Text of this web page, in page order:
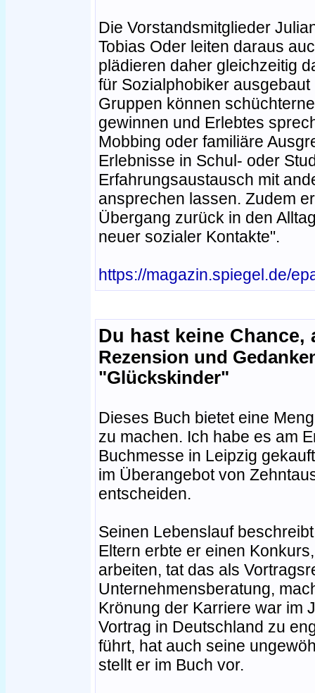
Die Vorstandsmitglieder
Tobias Oder leiten daraus
plädieren daher gleichzeitig
für Sozialphobiker
Gruppen können
gewinnen und Erlebtes
Mobbing oder familiäre
Erlebnisse in Schul- oder
Erfahrungsaustausch mit
ansprechen lassen. Zudem
Übergang zurück in den
neuer sozialer Kontakte".
https://magazin.spiegel.de/
Du hast keine Chance,
Rezension und
"Glückskinder"
Dieses Buch bietet eine
zu machen. Ich habe es am
Buchmesse in Leipzig
im Überangebot von
entscheiden.
Seinen Lebenslauf
Eltern erbte er einen
arbeiten, tat das als
Unternehmensberatung,
Krönung der Karriere war im
Vortrag in Deutschland zu
führt, hat auch seine
stellt er im Buch vor.